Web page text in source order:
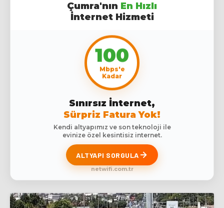
Çumra'nın En Hızlı
İnternet Hizmeti
100
Mbps'e
Kadar
Sınırsız İnternet,
Sürpriz Fatura Yok!
Kendi altyapımız ve son teknoloji ile
evinize özel kesintisiz internet.
ALTYAPI SORGULA
netwifi.com.tr